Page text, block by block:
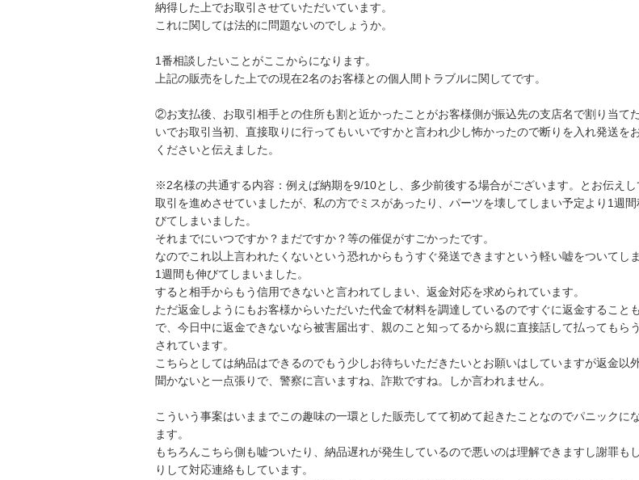
納得した上でお取引させていただいています。
これに関しては法的に問題ないのでしょうか。
1番相談したいことがここからになります。
上記の販売をした上での現在2名のお客様との個人間トラブルに関してです。
②お支払後、お取引相手との住所も割と近かったことがお客様側が振込先の支店名で割り当て
いでお取引当初、直接取りに行ってもいいですかと言われ少し怖かったので断りを入れ発送を
くださいと伝えました。
※2名様の共通する内容：例えば納期を9/10とし、多少前後する場合がございます。とお伝えし
取引を進めさせていましたが、私の方でミスがあったり、パーツを壊してしまい予定より1週間
びてしまいました。
それまでにいつですか？まだですか？等の催促がすごかったです。
なのでこれ以上言われたくないという恐れからもうすぐ発送できますという軽い嘘をついてしま
1週間も伸びてしまいました。
すると相手からもう信用できないと言われてしまい、返金対応を求められています。
ただ返金しようにもお客様からいただいた代金で材料を調達しているのですぐに返金すること
で、今日中に返金できないなら被害届出す、親のこと知ってるから親に直接話して払ってもら
されています。
こちらとしては納品はできるのでもう少しお待ちいただきたいとお願いはしていますが返金以
聞かないと一点張りで、警察に言いますね、詐欺ですね。しか言われません。
こういう事案はいままでこの趣味の一環とした販売してて初めて起きたことなのでパニックに
ます。
もちろんこちら側も嘘ついたり、納品遅れが発生しているので悪いのは理解できますし謝罪も
りして対応連絡もしています。